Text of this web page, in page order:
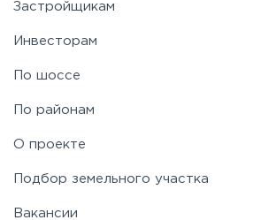
Застройщикам
Инвесторам
По шоссе
По районам
О проекте
Подбор земельного участка
Вакансии